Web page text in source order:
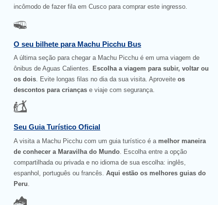
incômodo de fazer fila em Cusco para comprar este ingresso.
O seu bilhete para Machu Picchu Bus
A última seção para chegar a Machu Picchu é em uma viagem de
ônibus de Aguas Calientes. Escolha a viagem para subir, voltar ou
os dois. Evite longas filas no dia da sua visita. Aproveiteos
descontos para crianças e viaje com segurança.
Seu Guia Turístico Oficial
A visita a Machu Picchu com um guia turístico é a melhor maneira
de conhecer a Maravilha do Mundo . Escolha entre a opção
compartilhada ou privada e no idioma de sua escolha: inglês,
espanhol, português ou francês. Aqui estão os melhores guias do
Peru